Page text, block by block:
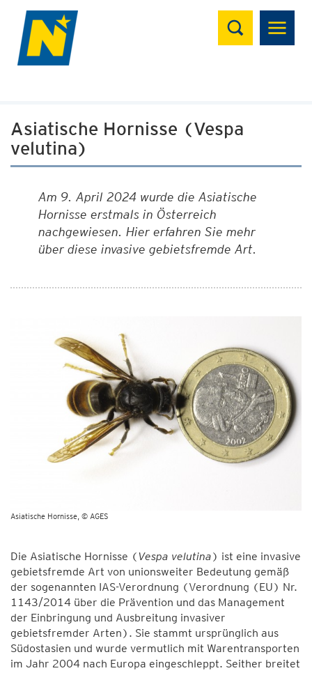
Suchen
Asiatische Hornisse (Vespa
velutina)
Am 9. April 2024 wurde die Asiatische
Hornisse erstmals in Österreich
nachgewiesen. Hier erfahren Sie mehr
über diese invasive gebietsfremde Art.
Asiatische Hornisse © AGES
Die Asiatische Hornisse ( Vespa velutina) ist eine invasive
gebietsfremde Art von unionsweiter Bedeutung gemäß
der sogenannten IAS-Verordnung (Verordnung (EU) Nr.
1143/2014 über die Prävention und das Management
der Einbringung und Ausbreitung invasiver
gebietsfremder Arten). Sie stammt ursprünglich aus
Südostasien und wurde vermutlich mit Warentransporten
im Jahr 2004 nach Europa eingeschleppt. Seither breitet